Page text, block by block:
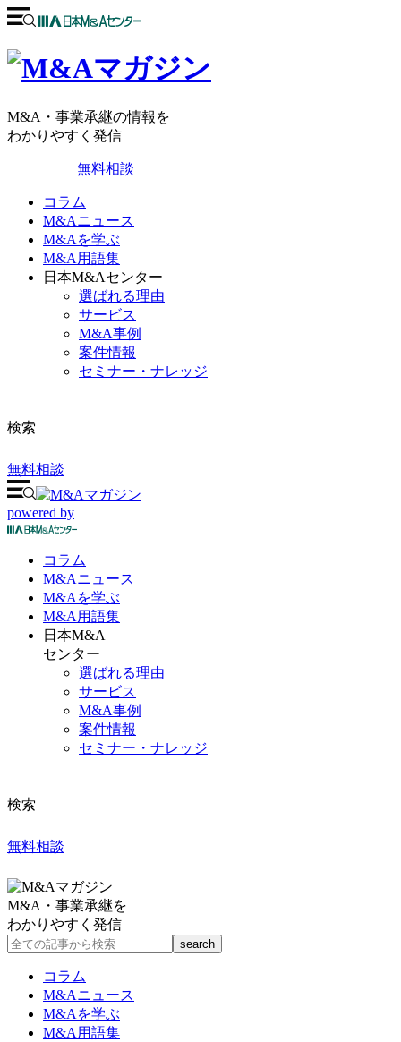
M&A・事業承継の情報を
わかりやすく発信
無料相談
コラム
M&Aニュース
M&Aを学ぶ
M&A用語集
日本M&Aセンター
選ばれる理由
サービス
M&A事例
案件情報
セミナー・ナレッジ
検索
無料相談
powered by
コラム
M&Aニュース
M&Aを学ぶ
M&A 用語集
日本M&A
センター
選ばれる理由
サービス
M&A事例
案件情報
セミナー・ナレッジ
検索
無料相談
M&A・事業承継を
わかりやすく発信
コラム
M&Aニュース
M&Aを学ぶ
M&A用語集